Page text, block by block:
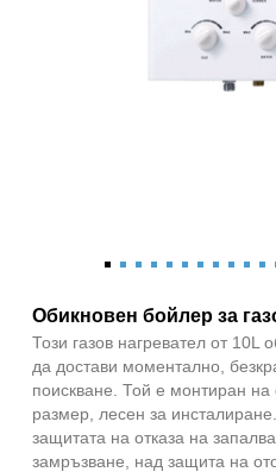
Обикновен бойлер за
Този газов нагревател от
да достави моментално,
поискване. Той е монтиран на
размер, лесен за
защитата на отказа на
замръзване, над защита на